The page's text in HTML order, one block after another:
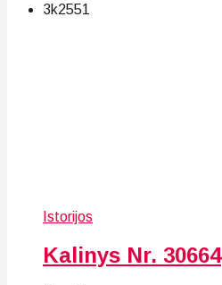
3k2551
Istorijos
Kalinys Nr. 30664